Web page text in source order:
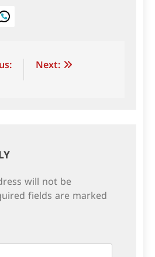
LinkedIn
Next:
will not be
fields are marked